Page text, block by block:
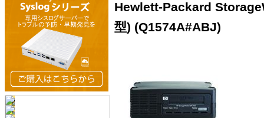
Hewlett-Packard
型) (Q1574A#ABJ)